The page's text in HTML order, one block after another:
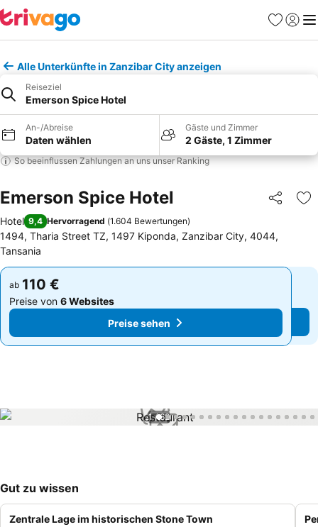
Favoriten
Alle Unterkünfte in Zanzibar City anzeigen
Reiseziel
Emerson Spice Hotel
An-/Abreise
Daten wählen
Gäste und Zimmer
2 Gäste, 1 Zimmer
So beeinflussen Zahlungen an uns unser Ranking
Emerson Spice Hotel Teilen
Hotel 9,4 Hervorragend (1.604 Bewertungen)
1494, Tharia Street TZ, 1497 Kiponda, Zanzibar City, 4044,
Tansania
ab 110 €
Preise von 6 Websites
Preise sehen
ab 110 €
Preise von 6 Websites
Preise sehen
1 / 62
Gut zu wissen
Zentrale Lage im historischen Stone Town